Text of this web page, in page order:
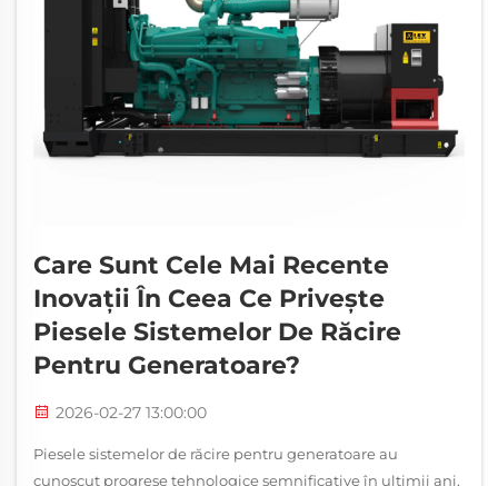
Care Sunt Cele Mai Recente
Inovații În Ceea Ce Privește
Piesele Sistemelor De Răcire
Pentru Generatoare?
2026-02-27 13:00:00
Piesele sistemelor de răcire pentru generatoare au
cunoscut progrese tehnologice semnificative în ultimii ani,